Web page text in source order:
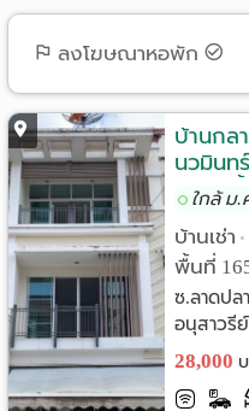
ค้นจากสถานศึกษา
ค้นจากแผนที่
ค้นแบบละเอียด
ห้อง
พัก
ราย
เดือน
ห้อง
พัก
ลงโฆษณาหอพัก
บ้านกลา
นวมินท
3 ห้อง
ใกล้ ม
บ้านเช่า •
พื้นที่
ซ.ลาดปล
อนุสาวรี
28,000